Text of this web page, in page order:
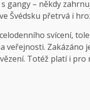
gangy – někdy
Švédsku přetrvá i
svícení,
veřejnosti. Zakázáno
Totéž platí i pro